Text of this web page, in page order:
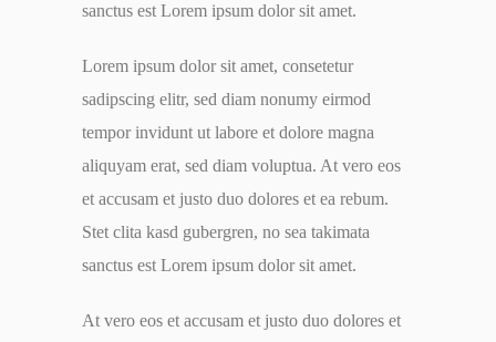
sanctus est Lorem ipsum dolor sit amet.
Lorem ipsum dolor sit amet, consetetur
sadipscing elitr, sed diam nonumy eirmod
tempor invidunt ut labore et dolore magna
aliquyam erat, sed diam voluptua. At vero eos
et accusam et justo duo dolores et ea rebum.
Stet clita kasd gubergren, no sea takimata
sanctus est Lorem ipsum dolor sit amet.
At vero eos et accusam et justo duo dolores et